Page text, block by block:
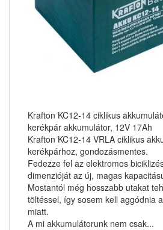
Krafton KC12-14 ciklikus
kerékpár akkumulátor, 12V 17Ah
Krafton KC12-14 VRLA ciklikus
kerékpárhoz, gondozásmentes.
Fedezze fel az elektromos
dimenzióját az új, magas
Mostantól még hosszabb utakat
töltéssel, így sosem kell aggódnia
miatt.
A mi akkumulátorunk nem csak...